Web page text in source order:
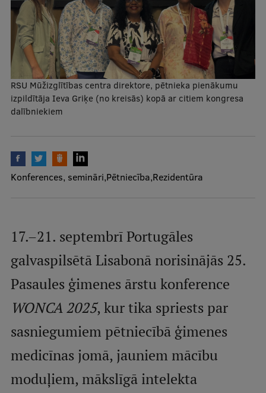
Mobile
galvenā
izvēlne
Studiju iespējas
Pamatstudiju programmas
Maģistra studiju programmas
Rezidentūra
Uzņemšana
Par RSU
Studentu dzīve
Studiju norises vietas
Fakultātes
Mūsu cilvēki
Stratēģija
RSU Mūžizglītības centra direktore, pētnieka pienākumu
izpildītāja Ieva Griķe (no kreisās) kopā ar citiem kongresa
dalībniekiem
Konferences, semināri Pētniecība Rezidentūra
17.–21. septembrī Portugāles
galvaspilsētā Lisabonā norisinājās 25.
Pasaules ģimenes ārstu konference
WONCA 2025, kur tika spriests par
sasniegumiem pētniecībā ģimenes
medicīnas jomā, jauniem mācību
moduļiem, mākslīgā intelekta